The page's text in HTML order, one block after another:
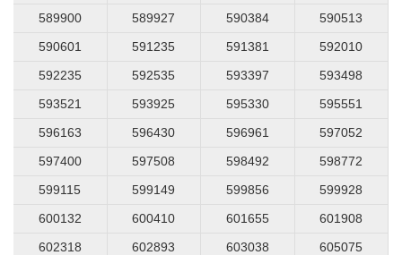
589900
589927 590384
590513
590601
591235 591381
592010
592235
592535 593397
593498
593521
593925 595330
595551
596163
596430 596961
597052
597400
597508 598492
598772
599115
599149 599856
599928
600132
600410 601655
601908
602318
602893 603038
605075